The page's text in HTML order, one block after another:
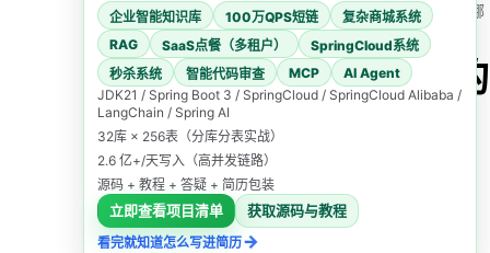
53.异步的实现方案有哪
些？
53.异步的
Java突击队
企业智能知识库 100万QPS短链
复杂商城系统
RAG
SaaS点餐（多租户）
SpringCloud系统
秒杀系统
智能代码审查 MCP
AI Agent
JDK21 / Spring Boot 3 / SpringCloud / SpringCloud Alibaba /
LangChain / Spring AI
32库 × 256表（分库分表实战）
2.6 亿+/天写入（高并发链路）
源码 + 教程 + 答疑 + 简历包装
立即查看项目清单
获取源码与教程
看完就知道怎么写进简历→